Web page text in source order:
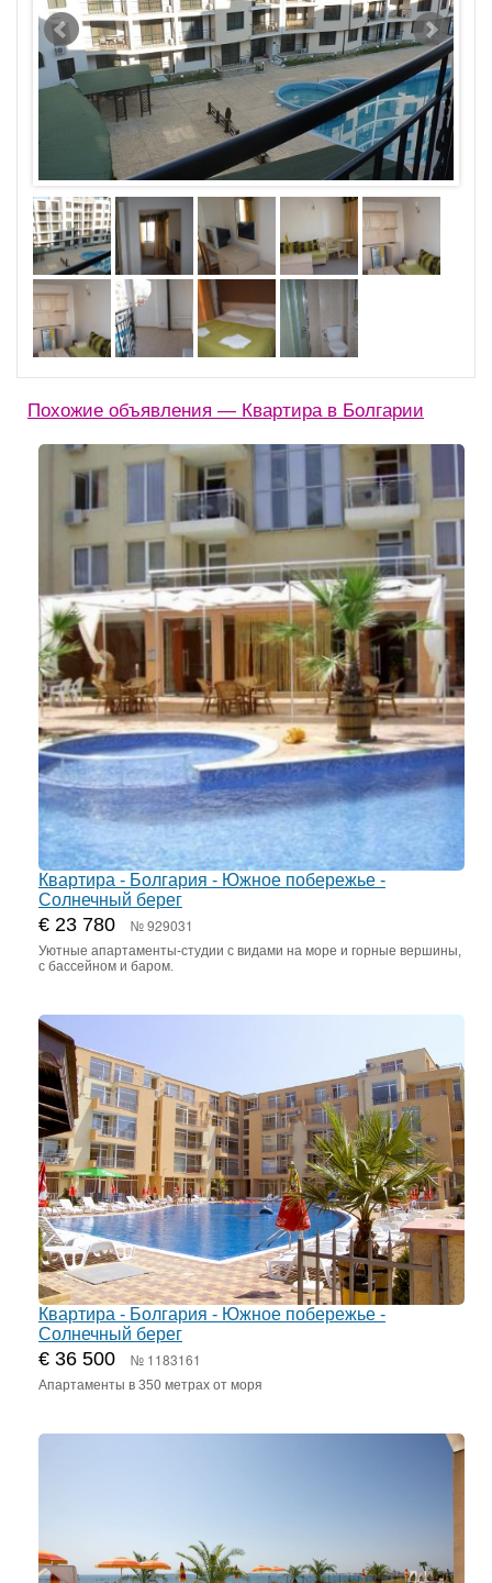
Похожие объявления — Квартира в Болгарии
Квартира - Болгария - Южное побережье -
Солнечный берег
€ 23 780 № 929031
Уютные апартаменты-студии с видами на море и горные вершины,
с бассейном и баром.
Квартира - Болгария - Южное побережье -
Солнечный берег
€ 36 500 № 1183161
Апартаменты в 350 метрах от моря